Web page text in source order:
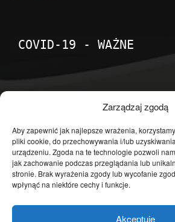
Zarządzaj zgodą
Aby zapewnić jak najlepsze wrażenia,
pliki cookie, do przechowywania i/lub
urządzeniu. Zgoda na te technologie pozwoli
jak zachowanie podczas przeglądania lub
stronie. Brak wyrażenia zgody lub wycofanie
wpłynąć na niektóre cechy i funkcje.
Akceptuję
COVID-19 - WAŻNE
Temat dnia
Publicystyka
Polityka
Polska
Społeczeństwo